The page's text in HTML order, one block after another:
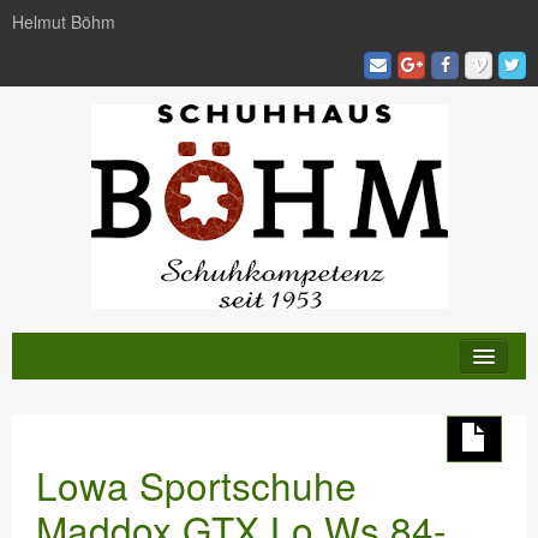
Helmut Böhm
Lowa Sportschuhe